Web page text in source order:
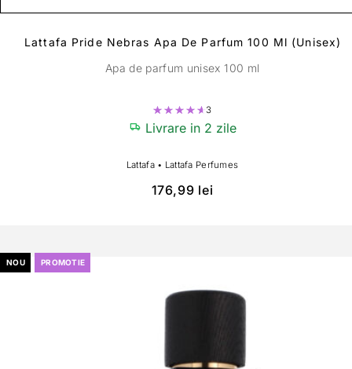
Lattafa Pride Nebras Apa De Parfum 100 Ml (unisex)
Apa de parfum unisex 100 ml
Evaluat la
3
Livrare in 2 zile
Lattafa• Lattafa Perfumes
176,99 lei
NOU PROMOTIE